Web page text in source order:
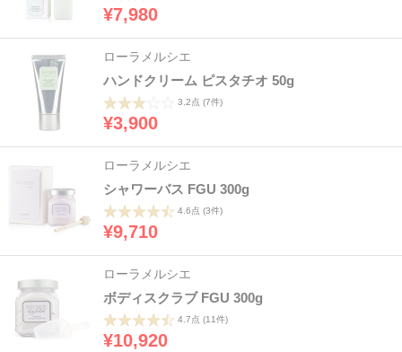
¥7,980
ローラメルシエ
ハンドクリーム ピスタチオ 50g
3.2点 (7件)
¥3,900
ローラメルシエ
シャワーバス FGU 300g
4.6点 (3件)
¥9,710
ローラメルシエ
ボディスクラブ FGU 300g
4.7点 (11件)
¥10,920